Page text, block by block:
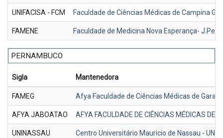
UNIFACISA - FCM Faculdade de Ciências Médicas de Campina
FAMENE Faculdade de Medicina Nova Esperança-
PERNAMBUCO
Sigla Mantenedora
FAMEG Afya Faculdade de Ciências Médicas de
AFYA JABOATAO AFYA FACULDADE DE CIÊNCIAS MÉDICAS DE
UNINASSAU Centro Universitário Mauricio de Nassau -